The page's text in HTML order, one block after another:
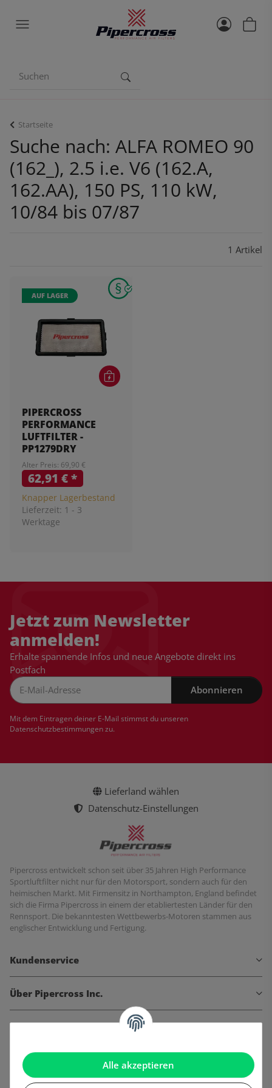
Alle akzeptieren
Startseite
Suche nach: ALFA ROMEO 90
(162_), 2.5 i.e. V6 (162.A,
162.AA), 150 PS, 110 kW,
10/84 bis 07/87
1 Artikel
AUF LAGER
PIPERCROSS
PERFORMANCE
LUFTFILTER -
PP1279DRY
Alter Preis: 69,90 €
62,91 €*
Knapper Lagerbestand
Lieferzeit: 1 - 3
Werktage
Jetzt zum Newsletter
anmelden!
Erhalte spannende Infos und neue Angebote direkt ins
Postfach
Abonnieren
Mit dem Eintragen deiner E-Mail stimmst du unseren
Datenschutzbestimmungenzu.
Lieferland wählen
Datenschutz-Einstellungen
Pipercross entwickelt schon seit über 35 Jahren High Performance
Sportluftfilter nicht nur für den Motorsport, sondern auch für den
heimischen Markt. Mit Firmensitz in Northampton, England befindet
sich die Firma Pipercross in einem der etabliertesten Länder für den
Rennsport. Die bekanntesten Wettbewerbs-Motoren stammen aus
englischer Entwicklung und Fertigung.
Kundenservice
Über Pipercross Inc.
Informationen
Gesetzliche Informationen